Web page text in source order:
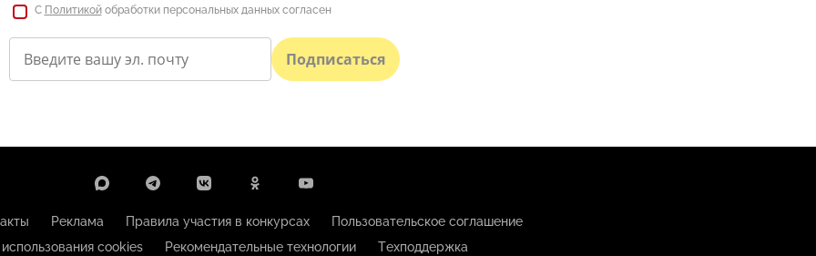
С Политикойобработки персональных данных согласен
Подписаться
Реклама Правила участия в конкурсах
Пользовательское соглашение
cookies
Рекомендательные технологии Техподдержка